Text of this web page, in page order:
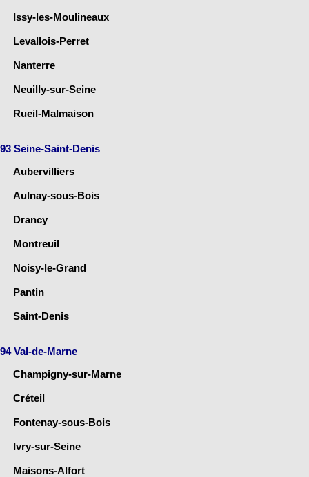
Issy-les-Moulineaux
Levallois-Perret
Nanterre
Neuilly-sur-Seine
Rueil-Malmaison
93 Seine-Saint-Denis
Aubervilliers
Aulnay-sous-Bois
Drancy
Montreuil
Noisy-le-Grand
Pantin
Saint-Denis
94 Val-de-Marne
Champigny-sur-Marne
Créteil
Fontenay-sous-Bois
Ivry-sur-Seine
Maisons-Alfort